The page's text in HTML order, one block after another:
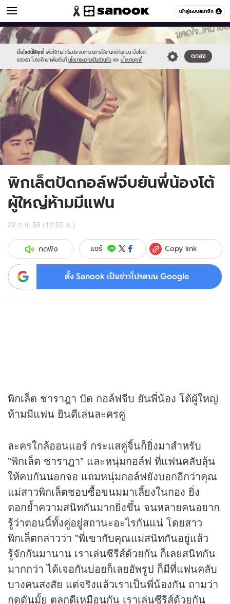
เข้าสู่ระบบสมาชิก
ข่าวบันเทิง หมวดอื่นๆ
เว็บไซต์นี้ใช้คุกกี้ เพื่อให้ท่านได้รับประสบการณ์การใช้งานที่ดีที่สุดบน เว็บไซต์
ของเรา โปรดศึกษาเพิ่มเติมที่ นโยบายความเป็นส่วนตัว และ นโยบายคุกกี้
ตกลง
Sanook
//s.isanook.com/sr/0/images/logo-
new-
sanook.png
600
60
//s.isanook.com/ns/0/ud/373/1869770/647543-
01.jpg
พิกเล็ตปัดกอล์ฟจีบยันพี่น้องโต้
ผู้ใหญ่ห้ามมีแฟน
22 ก.ย. 58 (12:52 น.)
กดฟัง แชร์ Copy link
ตั้ง Sanook เป็นข่าวโปรดบน Google
พิกเล็ต ชาราฎา ปัด กอล์ฟจีบ ยันพี่น้อง โต้ผู้ใหญ่
ห้ามมีแฟน ยินดีเล่นละครคู่
ละครใกล้ออนแอร์ กระแสคู่จิ้นก็ยิ่งมาสำหรับ
"พิกเล็ต ชาราฎา" และหนุ่มกอล์ฟ ที่แฟนคลับลุ้น
ให้คบกันนอกจอ แถมหนุ่มกอล์ฟยังบอกอีกว่าคุณ
แม่สาวพิกเล็ตชอบซื้อขนมมาเลี้ยงในกอง ยิ่ง
ตอกย้ำความสนิทกันมากยิ่งขึ้น จนหลายคนอยาก
รู้ว่าตอนนี้ทั้งคู่อยู่สถานะอะไรกันแน่ โดยสาว
พิกเล็ตกล่าวว่า "พี่เขากับคุณแม่สนิทกันอยู่แล้ว
รู้จักกันมานาน เราเล่นซีรีส์ด้วยกัน ก็เลยสนิทกัน
มากกว่า ได้เจอกันบ่อยก็เลยอัพรูป ก็มีที่แฟนคลับ
บางคนสงสัย แต่จริงแล้วเราเป็นพี่น้องกัน ถามว่า
กดดันมั้ย ตลกดีเหมือนกัน เราเล่นซีรีส์ด้วยกัน